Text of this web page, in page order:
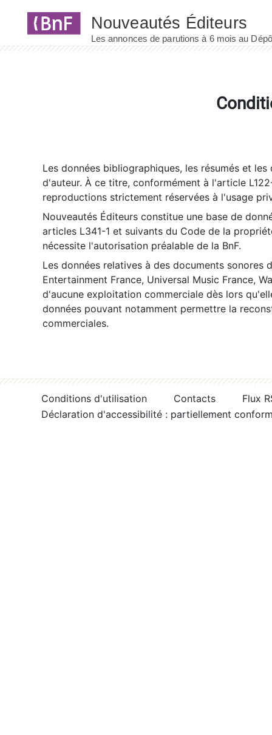
Les données bibliographiques, les résumés et
d'auteur. À ce titre, conformément à l'article
reproductions strictement réservées à l'usage
Nouveautés Éditeurs constitue une base de
articles L341-1 et suivants du Code de la
nécessite l'autorisation préalable de la BnF.
Les données relatives à des documents sonores
Entertainment France, Universal Music France,
d'aucune exploitation commerciale dès lors
données pouvant notamment permettre la
commerciales.
Conditions d'utilisation Contacts
Flux
Déclaration d'accessibilité : partiellement